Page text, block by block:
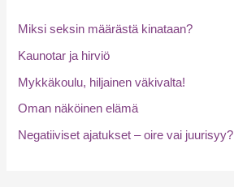
f
o
r
:
Miksi seksin määrästä kinataan?
Kaunotar ja hirviö
Mykkäkoulu, hiljainen väkivalta!
Oman näköinen elämä
Negatiiviset ajatukset – oire vai juurisyy?